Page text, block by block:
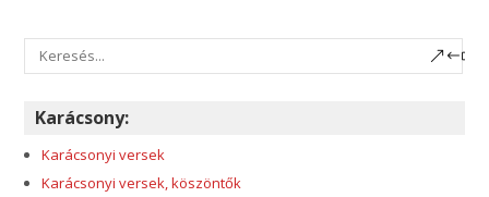
Karácsony:
Karácsonyi versek
Karácsonyi versek, köszöntők